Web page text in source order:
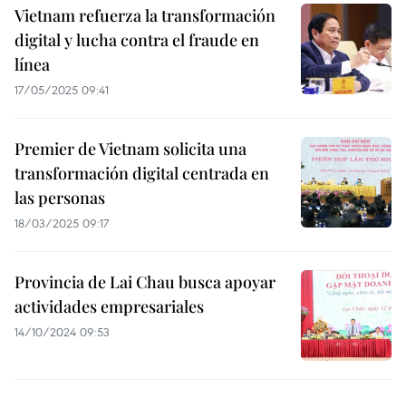
Vietnam refuerza la transformación
digital y lucha contra el fraude en
línea
17/05/2025 09:41
Premier de Vietnam solicita una
transformación digital centrada en
las personas
18/03/2025 09:17
Provincia de Lai Chau busca apoyar
actividades empresariales
14/10/2024 09:53